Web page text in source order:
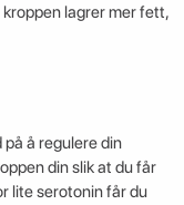
lagrer mer fett,
å regulere din
din slik at du får
lite serotonin får du